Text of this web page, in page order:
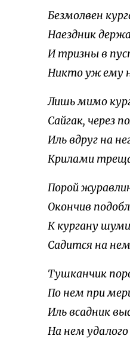
Безмолвен
Наездник
И тризны в
Никто уж ему
Лишь мимо
Сайгак, через
Иль вдруг на
Крилами
Порой
Окончив
К кургану
Садится на
Тушканчик
По нем при
Иль всадник
На нем удалого